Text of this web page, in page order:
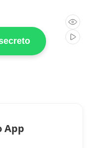
App